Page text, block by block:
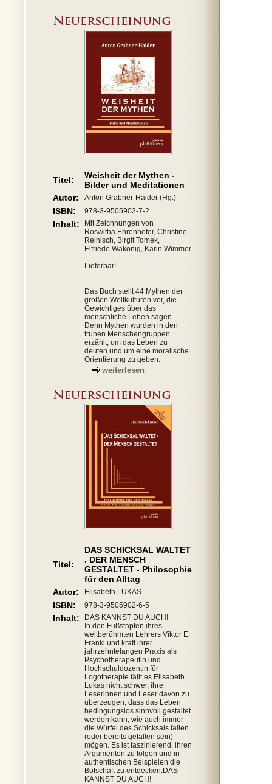
Titel:
Weisheit der Mythen -
Bilder und Meditationen
Autor:
Anton Grabner-Haider (Hg.)
ISBN: 978-3-9505902-7-2
Inhalt:
Mit Zeichnungen von
Roswitha Ehrenhöfer, Christine
Reinisch, Birgit Tomek,
Elfriede Wakonig, Karin Wimmer
Lieferbar!
Das Buch stellt 44 Mythen der
großen Weltkulturen vor, die
Gewichtiges über das
menschliche Leben sagen.
Denn Mythen wurden in den
frühen Menschengruppen
erzählt, um das Leben zu
deuten und um eine moralische
Orientierung zu geben.
weiterlesen
Titel:
DAS SCHICKSAL WALTET
. DER MENSCH
GESTALTET - Philosophie
für den Alltag
Autor:
Elisabeth LUKAS
ISBN: 978-3-9505902-6-5
Inhalt:
DAS KANNST DU AUCH!
In den Fußstapfen ihres
weltberühmten Lehrers Viktor E.
Frankl und kraft ihrer
jahrzehntelangen Praxis als
Psychotherapeutin und
Hochschuldozentin für
Logotherapie fällt es Elisabeth
Lukas nicht schwer, ihre
Leserinnen und Leser davon zu
überzeugen, dass das Leben
bedingungslos sinnvoll gestaltet
werden kann, wie auch immer
die Würfel des Schicksals fallen
(oder bereits gefallen sein)
mögen. Es ist faszinierend, ihren
Argumenten zu folgen und in
authentischen Beispielen die
Botschaft zu entdecken:DAS
KANNST DU AUCH!